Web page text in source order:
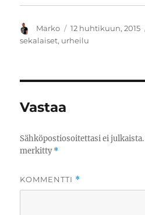
Kirjoittaja
Marko Julkaistu
12 huhtikuun, 2015
sekalaiset, urheilu
Vastaa
Sähköpostiosoitettasi ei julkaista.
merkitty*
KOMMENTTI *